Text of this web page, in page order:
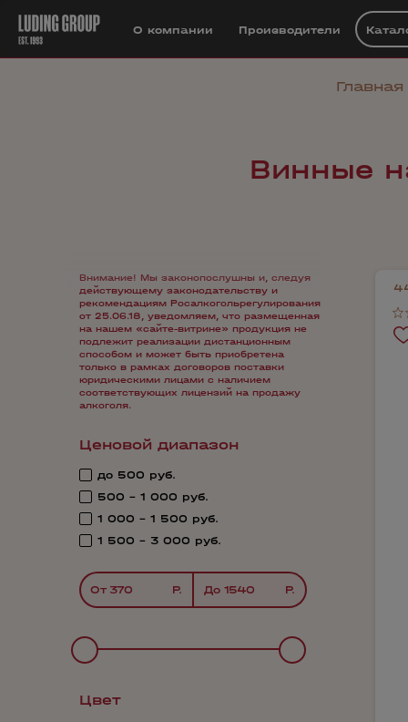
О компании Производители
Главная
Винные
Внимание! Мы законопослушны и, следуя
действующему законодательству и
рекомендациям Росалкогольрегулирования
от 25.06.18, уведомляем, что размещенная
на нашем «сайте-витрине» продукция не
подлежит реализации дистанционным
способом и может быть приобретена
только в рамках договоров поставки
юридическими лицами с наличием
соответствующих лицензий на продажу
алкоголя.
Ценовой диапазон
до 500 руб.
500 - 1 000 руб.
1 000 - 1 500 руб.
1 500 - 3 000 руб.
От До
Цвет